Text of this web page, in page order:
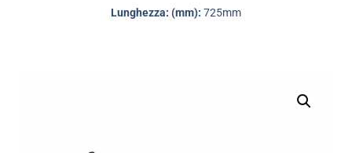
Lunghezza: (mm): 725mm